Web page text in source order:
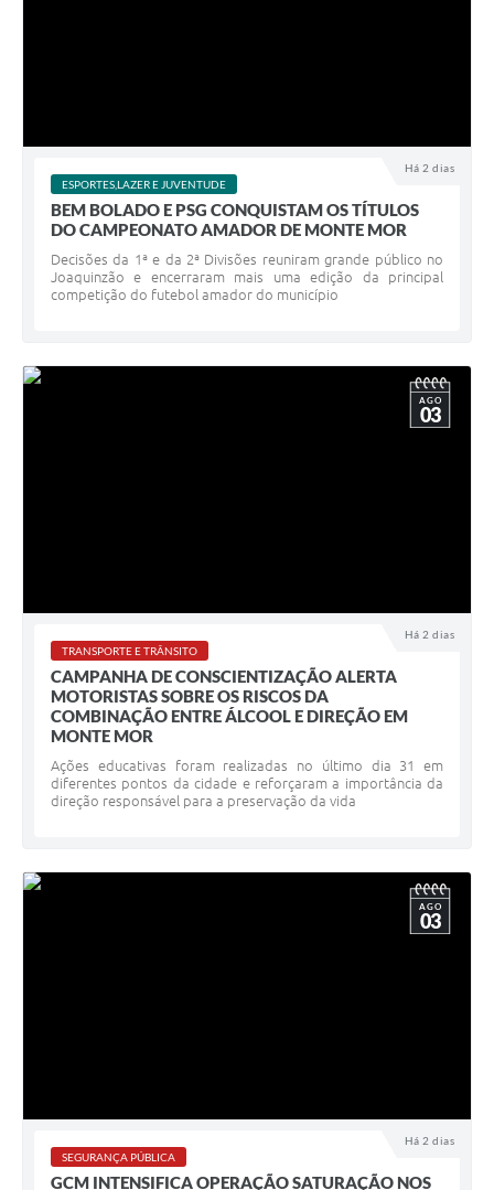
Há 2 dias
ESPORTES,LAZER E JUVENTUDE
BEM BOLADO E PSG CONQUISTAM OS TÍTULOS
DO CAMPEONATO AMADOR DE MONTE MOR
Decisões da 1ª e da 2ª Divisões reuniram grande público no
Joaquinzão e encerraram mais uma edição da principal
competição do futebol amador do município
Há 2 dias
AGO
03
TRANSPORTE E TRÂNSITO
CAMPANHA DE CONSCIENTIZAÇÃO ALERTA
MOTORISTAS SOBRE OS RISCOS DA
COMBINAÇÃO ENTRE ÁLCOOL E DIREÇÃO EM
MONTE MOR
Ações educativas foram realizadas no último dia 31 em
diferentes pontos da cidade e reforçaram a importância da
direção responsável para a preservação da vida
Há 2 dias
AGO
03
SEGURANÇA PÚBLICA
GCM INTENSIFICA OPERAÇÃO SATURAÇÃO NOS